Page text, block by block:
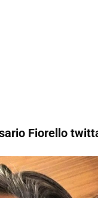
Fiorello